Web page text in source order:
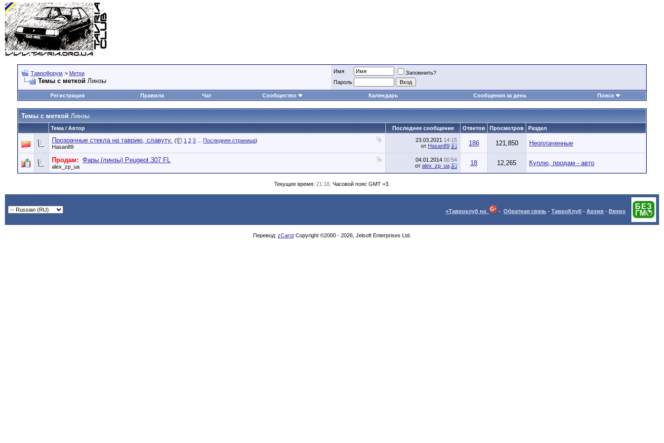
ТавроФорум > Метки
Темы с меткой Линзы
Имя
Запомнить?
Пароль
Регистрация Правила Чат Сообщество Календарь Сообщения за день Поиск
Темы с меткой Линзы
Тема / Автор Последнее сообщение Ответов Просмотров Раздел
Прозрачные стекла на таврию, славуту. ( 1 2 3 Последняя страница)
Hasan89
23.03.2021 14:15
от Hasan89 186 121,850 Неоплаченные
Продам: Фары (линзы) Peugeot 307 FL
alex_zp_ua
04.01.2014 00:54
от alex_zp_ua 18 12,265 Куплю, продам - авто
Текущее время: 21:18 . Часовой пояс GMT +3.
+Тавроклуб на - Обратная связь - ТавроКлуб - Архив - Вверх
Перевод: zCarot Copyright ©2000 - 2026, Jelsoft Enterprises Ltd.